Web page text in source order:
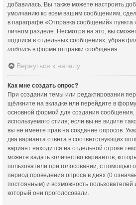
добавилась. Вы также можете настроить
умолчанию ко всем вашим сообщениям,
в параграфе «Отправка сообщений» пункта
личном разделе. Несмотря на это, вы
подписи в отдельных сообщениях, убрав
подпись в форме отправки сообщения.
Вернуться к началу
Как мне создать опрос?
При создании темы или редактировании
щёлкните на вкладке или перейдите в форму
основной формой для создания сообщения,
используемого стиля; если вы не видите
вы не имеете прав на создание опросов.
два варианта ответа в соответствующих
вариант находится на отдельной строке
можете задать количество вариантов,
пользователи при голосовании, с помощью
период проведения опроса в днях (0
постоянным) и возможность пользователей
который они проголосовали.